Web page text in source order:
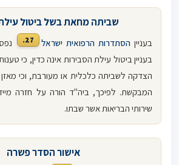
שביתה מחאת בשל ביטול
בעניין הסתדרות הרפואית ישראל 27.
בעניין ביטול עילת הסבירות אינה כדין, כי
הצדקה לשביתה כלכלית או מעורבת, וכי
המבקשת. לפיכך, ביה"ד הורה על חזרה
שירותי הבריאות אשר שבתו.
אישור הסדר פשרה